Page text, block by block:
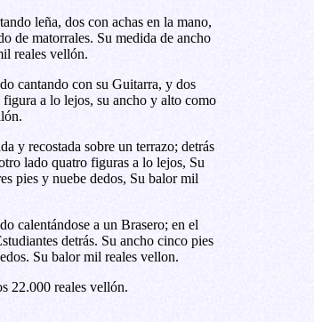
leña, dos con achas en la mano,
de matorrales. Su medida de ancho
reales vellón.
cantando con su Guitarra, y dos
figura a lo lejos, su ancho y alto como
y recostada sobre un terrazo; detrás
lado quatro figuras a lo lejos, Su
pies y nuebe dedos, Su balor mil
calentándose a un Brasero; en el
detrás. Su ancho cinco pies
Su balor mil reales vellon.
22.000 reales vellón.